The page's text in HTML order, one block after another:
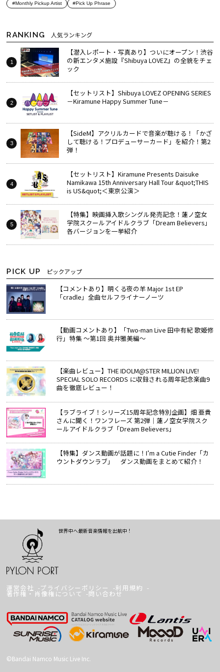
#Monthly Pickup Artist
#Pick Up Phrase
RANKING 人気ランキング
【潜入レポート・写真あり】ついにオープン！渋谷
の新エンタメ施設『Shibuya LOVEZ』の全貌をチェ
ック
【セットリスト】Shibuya LOVEZ OPENING SERIES
－Kiramune Happy Summer Tune－
【SideM】アクリルカードで音楽が聴ける！「かざ
して聴ける！プロデューサーカード」を紹介！第2
弾！
【セットリスト】Kiramune Presents Daisuke
Namikawa 15th Anniversary Hall Tour &quot;THIS
is US&quot;＜東京公演＞
【特集】映画挿入歌シングル発売記念！蓮ノ空女
学院スクールアイドルクラブ「Dream Believers」
各バージョンを一挙紹介
PICK UP ピックアップ
【コメントあり】明くる夜の羊 Major 1st EP
「cradle」全曲セルフライナーノーツ
【動画コメントあり】「Two-man Live 田中有紀 歌姫修
行」特集 ～第1回 奥井雅美編～
【楽曲レビュー】THE IDOLM@STER MILLION LIVE!
SPECIAL SOLO RECORDS に収録される周年記念楽曲9
曲を徹底レビュー！
【ラブライブ！シリーズ15周年記念特別企画】畑 亜貴
さんに聞く！ワンフレーズ 第2弾｜蓮ノ空女学院スク
ールアイドルクラブ「Dream Believers」
【特集】ダンス動画が話題に！I’m a Cutie Finder「カ
ウントダウンラブ」 ダンス動画をまとめて紹介！
世界中へ最新音楽情報を出航中！
運営会社 プライバシーポリシー 利用規約
著作権・肖像権について 問い合わせ
©Bandai Namco Music Live Inc.